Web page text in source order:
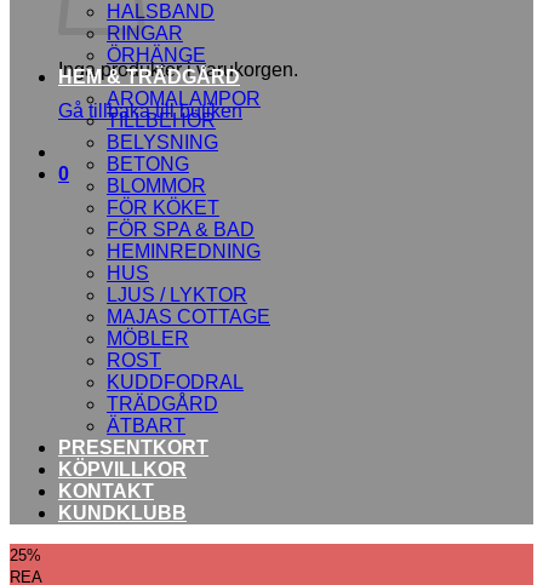
Inga produkter i varukorgen.
Gå tillbaka till butiken
0
HALSBAND
RINGAR
ÖRHÄNGE
HEM & TRÄDGÅRD
AROMALAMPOR
TILLBEHÖR
BELYSNING
BETONG
BLOMMOR
FÖR KÖKET
FÖR SPA & BAD
HEMINREDNING
HUS
LJUS / LYKTOR
MAJAS COTTAGE
MÖBLER
ROST
KUDDFODRAL
TRÄDGÅRD
ÄTBART
PRESENTKORT
KÖPVILLKOR
KONTAKT
KUNDKLUBB
25%
REA